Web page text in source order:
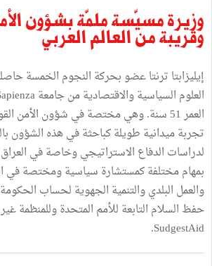
وزيرة مسيّسة ملمّة بشؤون
وقريبة من العالم العربي
إيليزابتا ترنتا عضو بحركة النجوم الخمسة
العمر 51 سنة. وهي مختصة في شؤون الأمن
تجربة ميدانية طويلة كباحثة في هذه الشؤون
لدراسات الدفاع الاستراتيجي وخاصة في العراق
بمهام مختلفة كمستشارة سياسية ومختصة في
والعمل البلدي والتنمية الجهوية لحساب
حفظ السلام التابعة للأمم المتحدة وللمنظمة
SudgestAid.